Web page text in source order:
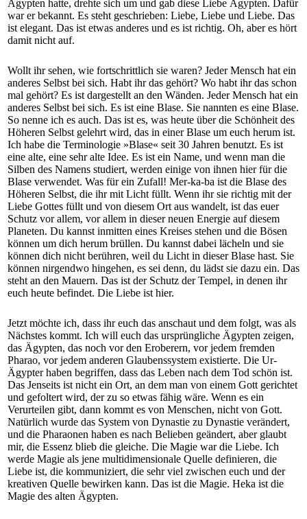
Ägypten hatte, drehte sich um und gab diese Liebe Ägypten. Dafür
war er bekannt. Es steht geschrieben: Liebe, Liebe und Liebe. Das
ist elegant. Das ist etwas anderes und es ist richtig. Oh, aber es hört
damit nicht auf.
Wollt ihr sehen, wie fortschrittlich sie waren? Jeder Mensch hat ein
anderes Selbst bei sich. Habt ihr das gehört? Wo habt ihr das schon
mal gehört? Es ist dargestellt an den Wänden. Jeder Mensch hat ein
anderes Selbst bei sich. Es ist eine Blase. Sie nannten es eine Blase.
So nenne ich es auch. Das ist es, was heute über die Schönheit des
Höheren Selbst gelehrt wird, das in einer Blase um euch herum ist.
Ich habe die Terminologie »Blase« seit 30 Jahren benutzt. Es ist
eine alte, eine sehr alte Idee. Es ist ein Name, und wenn man die
Silben des Namens studiert, werden einige von ihnen hier für die
Blase verwendet. Was für ein Zufall! Mer-ka-ba ist die Blase des
Höheren Selbst, die ihr mit Licht füllt. Wenn ihr sie richtig mit der
Liebe Gottes füllt und von diesem Ort aus wandelt, ist das euer
Schutz vor allem, vor allem in dieser neuen Energie auf diesem
Planeten. Du kannst inmitten eines Kreises stehen und die Bösen
können um dich herum brüllen. Du kannst dabei lächeln und sie
können dich nicht berühren, weil du Licht in dieser Blase hast. Sie
können nirgendwo hingehen, es sei denn, du lädst sie dazu ein. Das
steht an den Mauern. Das ist der Schutz der Tempel, in denen ihr
euch heute befindet. Die Liebe ist hier.
Jetzt möchte ich, dass ihr euch das anschaut und dem folgt, was als
Nächstes kommt. Ich will euch das ursprüngliche Ägypten zeigen,
das Ägypten, das noch vor den Eroberern, vor jedem fremden
Pharao, vor jedem anderen Glaubenssystem existierte. Die Ur-
Ägypter haben begriffen, dass das Leben nach dem Tod schön ist.
Das Jenseits ist nicht ein Ort, an dem man von einem Gott gerichtet
und gefoltert wird, der zu so etwas fähig wäre. Wenn es ein
Verurteilen gibt, dann kommt es von Menschen, nicht von Gott.
Natürlich wurde das System von Dynastie zu Dynastie verändert,
und die Pharaonen haben es nach Belieben geändert, aber glaubt
mir, die Essenz blieb die gleiche. Die Magie war die Liebe. Ich
werde Magie als jene multidimensionale Quelle definieren, die
Liebe ist, die kommuniziert, die sehr viel zwischen euch und der
kreativen Quelle bewirken kann. Das ist die Magie. Heka ist die
Magie des alten Ägypten.